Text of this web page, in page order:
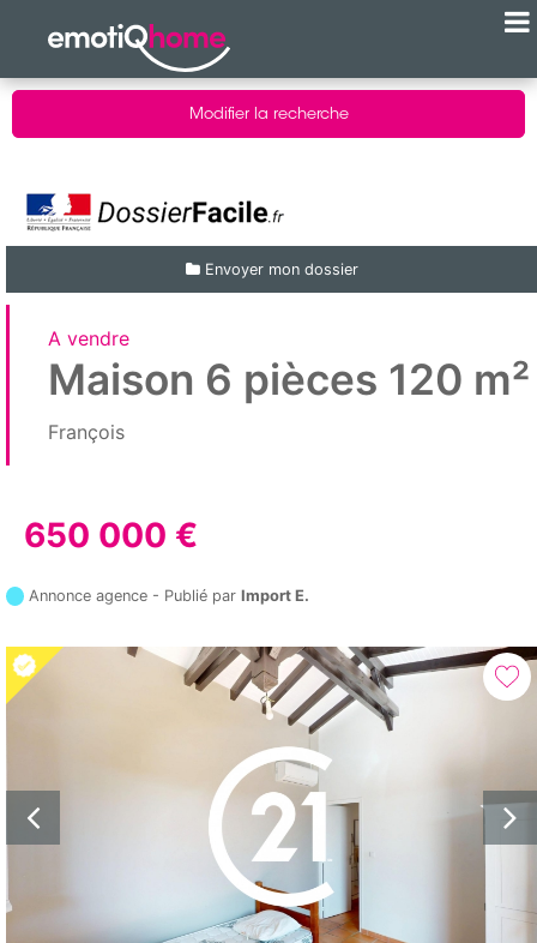
Modifier la recherche
Envoyer mon dossier
A vendre
Maison 6 pièces 120 m²
François
650 000 €
Annonce agence - Publié parImport E.